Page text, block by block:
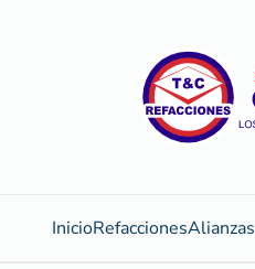
InicioRefaccionesAlianzas